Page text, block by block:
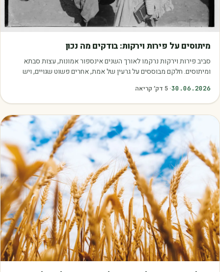
מיתוסים על פירות וירקות: בודקים מה נכון
סביב פירות וירקות נרקמו לאורך השנים אינספור אמונות, עצות סבתא
ומיתוסים. חלקם מבוססים על גרעין של אמת, אחרים פשוט שגויים, ויש
30.06.2026
·
5 דק׳ קריאה